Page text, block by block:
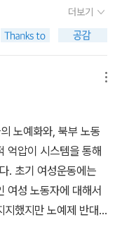
둘은 객관적 폭력인
칭한 언어를 통해 구
적인 언어 속에서만 분
충분히 연구되었다.)
있으며, 언어가 의미
, 내가 ‘구조적’ 폭력
경우 우리의 경제체계
파국적인 결과이기도
일 선상에서 인식할 수
로 하여 경험된다. 주
형 수술이 늘어나는
세상에 살아가는 평범
을 조성하는 데 전적
른 결과로부터 쏙 빠
식품을 사다 먹으며, 자
악이다. 59p 평범한 소
까. 그들은 단지 위해
떠올려보라. 평범한 사
. 평범한 사람이 가진
수 있어야 한다고 말합
것은 정치개혁이 아
것입니다. 급진적 변화
데, 그와 같은 민주적
주의적인 입장을 가졌
따를 수밖에 없기 때
커니즘은 자본주의적
아 국가의 국가기구의
인 적의 이름이 자본
니라 민주주의일수도
을 모든 변화를 이루는
진 돌맹이라면, 객관
압력이다. 우리가 뉴
을 가능하게 하는 조건
시적 폭력을 우회하
적 훈련을 다시 시작
이 아니라 필수다. 오
설정이 단순한 철학적
조건임을 보여 준다.
회랑’ 문제를 복기해
치나 인도주의적 개방
가 수행하는 이데올로
더보기
노예화와, 북부 노동
억압이 시스템을 통해
. 초기 여성운동에는
여성 노동자에 대해서
지했지만 노예제 반대